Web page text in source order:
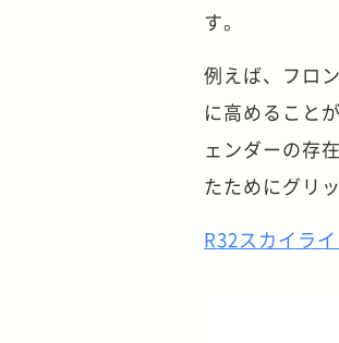
す。
例えば、フロ
に高めること
ェンダーの存
たためにグリ
R32スカイラ